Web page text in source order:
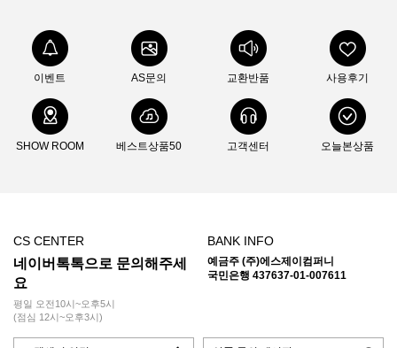
이벤트 AS문의 교환반품 사용후기
SHOW ROOM 베스트상품50 고객센터 오늘본상품
CS CENTER
네이버톡톡으로 문의해주세
요
평일 오전10시~오후5시
(점심 12시~오후3시)
BANK INFO
예금주 (주)에스제이컴퍼니
국민은행 437637-01-007611